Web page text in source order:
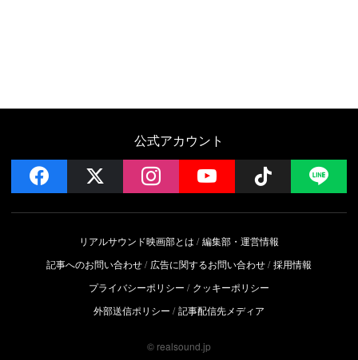
公式アカウント
facebook instagramYouTube Follow
リアルサウンド映画部とは
編集部・運営情報
記事へのお問い合わせ
広告に関するお問い合わせ 採用情報
プライバシーポリシー
クッキーポリシー
外部送信ポリシー
記事配信先メディア
© realsound.jp